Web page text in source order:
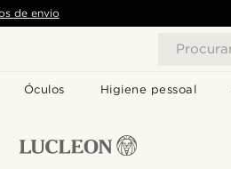
Óculos Higiene pessoal
de envio